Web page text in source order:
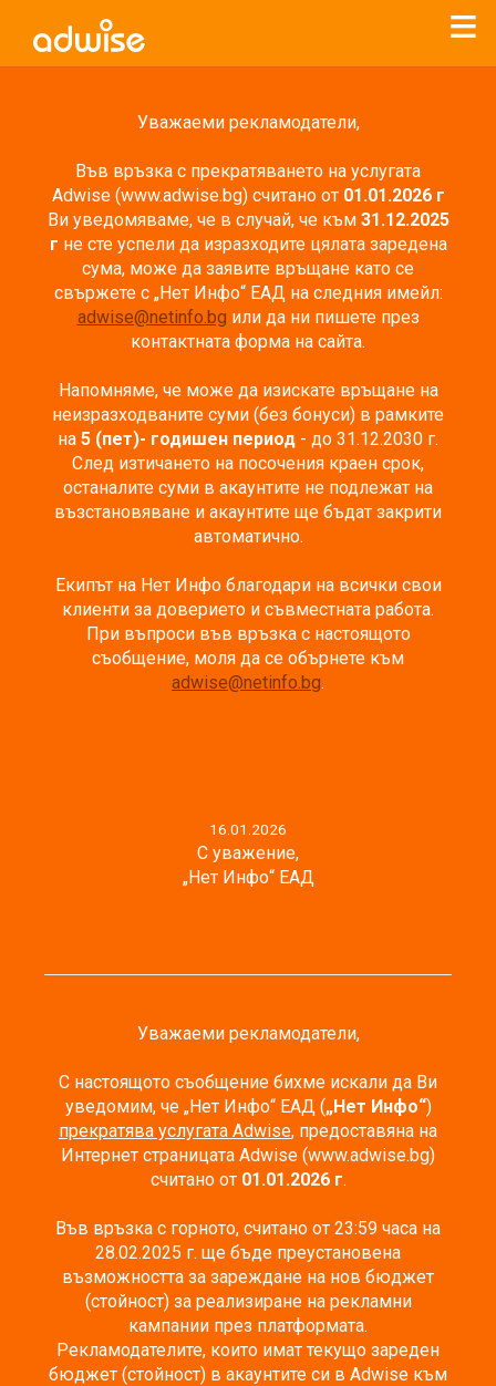
Уважаеми рекламодатели,
Във връзка с прекратяването на услугата
Adwise (www.adwise.bg) считано от 01.01.2026 г
Ви уведомяваме, че в случай, че към 31.12.2025
г не сте успели да изразходите цялата заредена
сума, може да заявите връщане като се
свържете с „Нет Инфо“ ЕАД на следния имейл:
adwise@netinfo.bg или да ни пишете през
контактната форма на сайта.
Напомняме, че може да изискате връщане на
неизразходваните суми (без бонуси) в рамките
на 5 (пет)- годишен период - до 31.12.2030 г.
След изтичането на посочения краен срок,
останалите суми в акаунтите не подлежат на
възстановяване и акаунтите ще бъдат закрити
автоматично.
Екипът на Нет Инфо благодари на всички свои
клиенти за доверието и съвместната работа.
При въпроси във връзка с настоящото
съобщение, моля да се обърнете към
adwise@netinfo.bg.
16.01.2026
С уважение,
„Нет Инфо“ ЕАД
Уважаеми рекламодатели,
С настоящото съобщение бихме искали да Ви
уведомим, че „Нет Инфо“ ЕАД („Нет Инфо“)
прекратява услугата Adwise, предоставяна на
Интернет страницата Adwise (www.adwise.bg)
считано от 01.01.2026 г.
Във връзка с горното, считано от 23:59 часа на
28.02.2025 г. ще бъде преустановена
възможността за зареждане на нов бюджет
(стойност) за реализиране на рекламни
кампании през платформата.
Рекламодателите, които имат текущо зареден
бюджет (стойност) в акаунтите си в Adwise към